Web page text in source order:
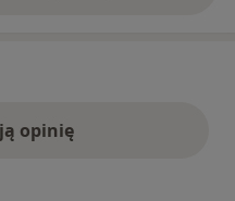
opinię